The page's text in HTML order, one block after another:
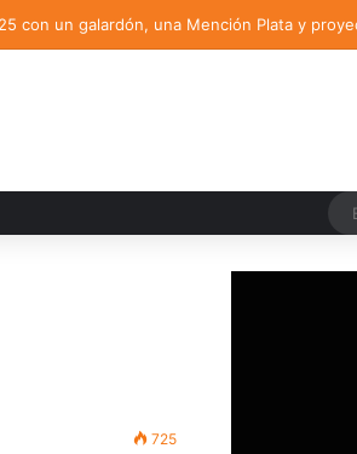
de talla nacional e internacional
725